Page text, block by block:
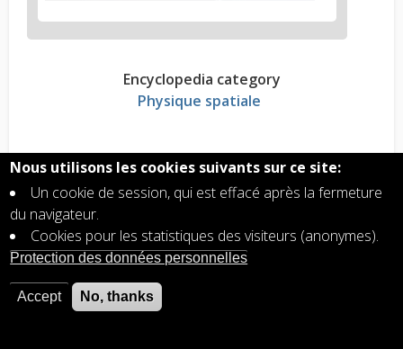
Encyclopedia category
Physique spatiale
Read more?
Ionosphère, couche atmosphérique supérieure,
Vents solaires lent et rapide
Magnétosphère: une bulle protectrice autour de
Champ magnétique: une cavité protectrice
autour de la Terre
Nous utilisons les cookies suivants sur ce site:
Un cookie de session, qui est effacé après la fermeture
du navigateur.
Cookies pour les statistiques des visiteurs (anonymes).
Protection des données personnelles
Accept No, thanks